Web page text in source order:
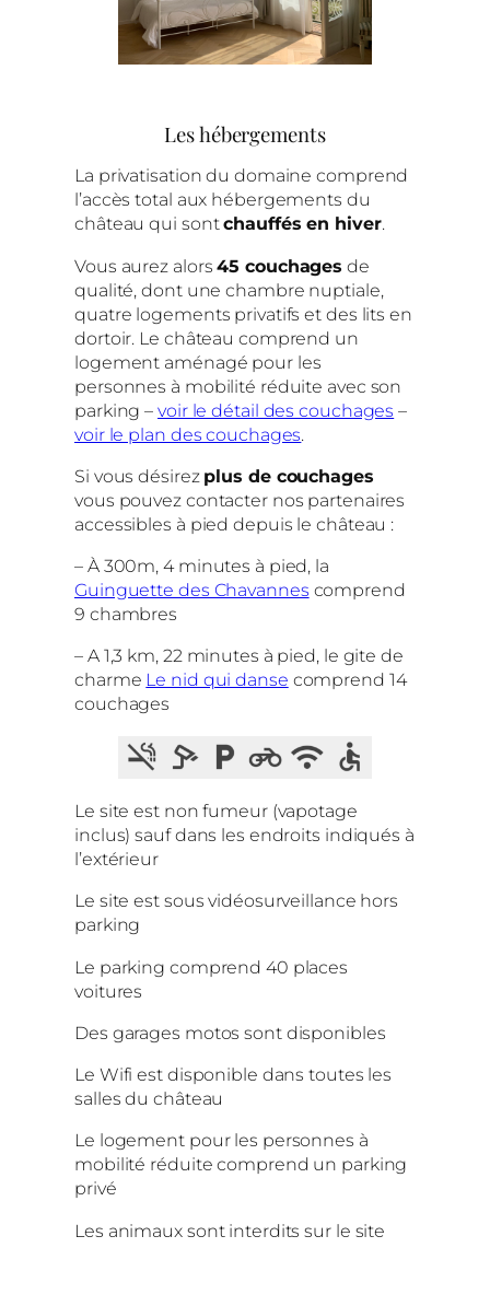
Les hébergements
La privatisation du domaine comprend
l’accès total aux hébergements du
château qui sontchauffés en hiver.
Vous aurez alors45 couchages de
qualité, dont une chambre nuptiale,
quatre logements privatifs et des lits en
dortoir. Le château comprend un
logement aménagé pour les
personnes à mobilité réduite avec son
parking –voir le détail des couchages –
voir le plan des couchages.
Si vous désirez plus de couchages
vous pouvez contacter nos partenaires
accessibles à pied depuis le château :
– À 300m, 4 minutes à pied, la
Guinguette des Chavannes comprend
9 chambres
– A 1,3 km, 22 minutes à pied, le gite de
charme Le nid qui danse comprend 14
couchages
Le site est non fumeur (vapotage
inclus) sauf dans les endroits indiqués à
l’extérieur
Le site est sous vidéosurveillance hors
parking
Le parking comprend 40 places
voitures
Des garages motos sont disponibles
Le Wifi est disponible dans toutes les
salles du château
Le logement pour les personnes à
mobilité réduite comprend un parking
privé
Les animaux sont interdits sur le site